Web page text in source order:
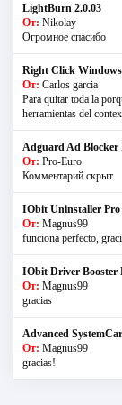
LightBurn 2.0.03
От: Nikolay
Огромное спасибо
Right Click Windows
От: Carlos garcia
Para quitar toda la
herramientas del
Adguard Ad Blocker
От: Pro-Euro
Комментарий скрыт
IObit Uninstaller Pro
От: Magnus99
funciona perfecto,
IObit Driver Booster
От: Magnus99
gracias
Advanced
От: Magnus99
gracias!